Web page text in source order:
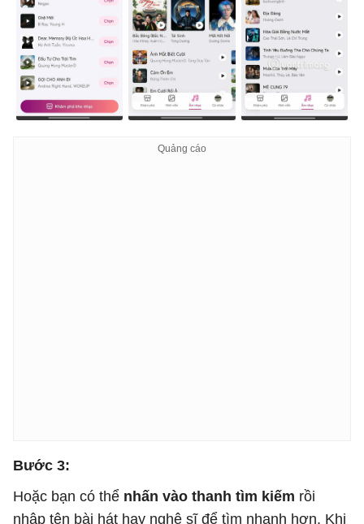
Bước 3:
Hoặc bạn có thể nhấn vào thanh tìm kiếm rồi
nhập tên bài hát hay nghệ sĩ để tìm nhanh hơn. Khi